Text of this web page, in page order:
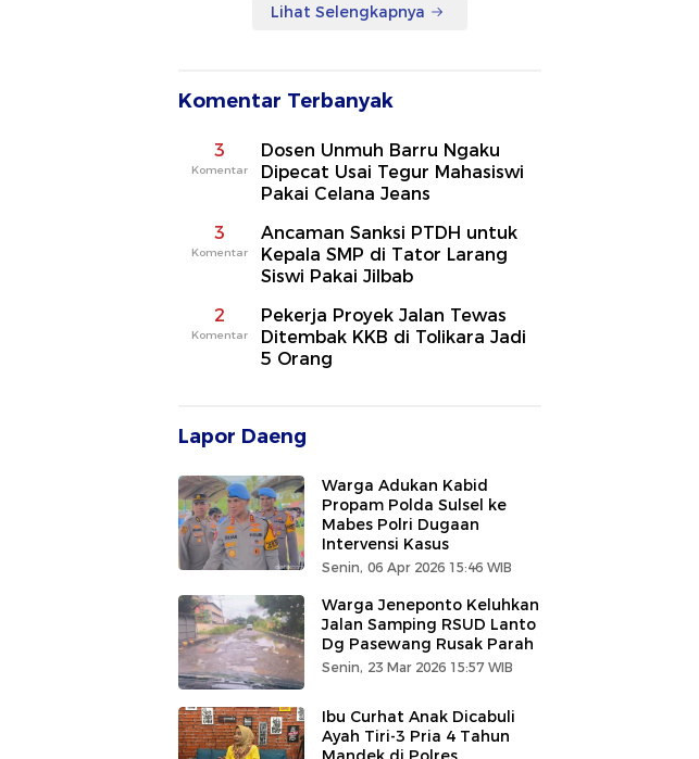
Lihat Selengkapnya
Komentar Terbanyak
3
Komentar
Dosen Unmuh Barru Ngaku
Dipecat Usai Tegur Mahasiswi
Pakai Celana Jeans
3
Komentar
Ancaman Sanksi PTDH untuk
Kepala SMP di Tator Larang
Siswi Pakai Jilbab
2
Komentar
Pekerja Proyek Jalan Tewas
Ditembak KKB di Tolikara Jadi
5 Orang
Lapor Daeng
Warga Adukan Kabid
Propam Polda Sulsel ke
Mabes Polri Dugaan
Intervensi Kasus
Senin, 06 Apr 2026 15:46 WIB
Warga Jeneponto Keluhkan
Jalan Samping RSUD Lanto
Dg Pasewang Rusak Parah
Senin, 23 Mar 2026 15:57 WIB
Ibu Curhat Anak Dicabuli
Ayah Tiri-3 Pria 4 Tahun